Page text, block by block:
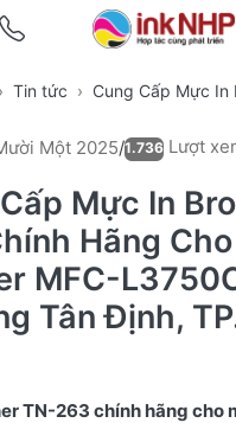
Tin tức Cung Cấp Mực In
Một 2025/1.736 Lượt
Mực In
Hãng
MFC-
Tân Định,
TN-263 chính hãng cho